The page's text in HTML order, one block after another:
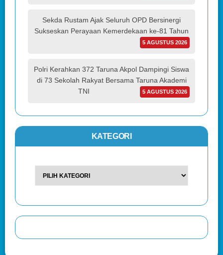
Sekda Rustam Ajak Seluruh OPD Bersinergi
Sukseskan Perayaan Kemerdekaan ke-81 Tahun
5 AGUSTUS 2026
Polri Kerahkan 372 Taruna Akpol Dampingi Siswa
di 73 Sekolah Rakyat Bersama Taruna Akademi
TNI
5 AGUSTUS 2026
KATEGORI